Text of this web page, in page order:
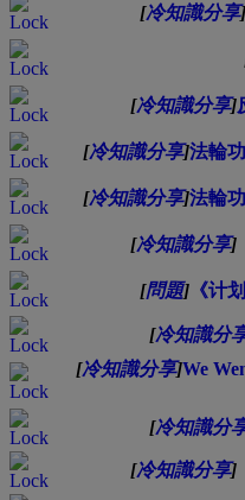
[冷知識分享]
[冷知識分享]
[冷知識分享]法輪
[冷知識分享]法輪
[冷知識分享]
[問題]《计
[冷知識分
[冷知識分享]We
[冷知識分
[冷知識分享]